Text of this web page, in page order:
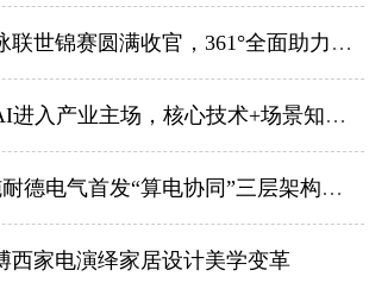
2025新加坡世界泳联世锦赛圆满收官，361°全面助力全球水上运动发展
施耐德电气：当AI进入产业主场，核心技术+场景知识带来价值最大化
【2025WAIC】施耐德电气首发“算电协同”三层架构，破解AI数据中心能源困局
西家电演绎家居设计美学变革